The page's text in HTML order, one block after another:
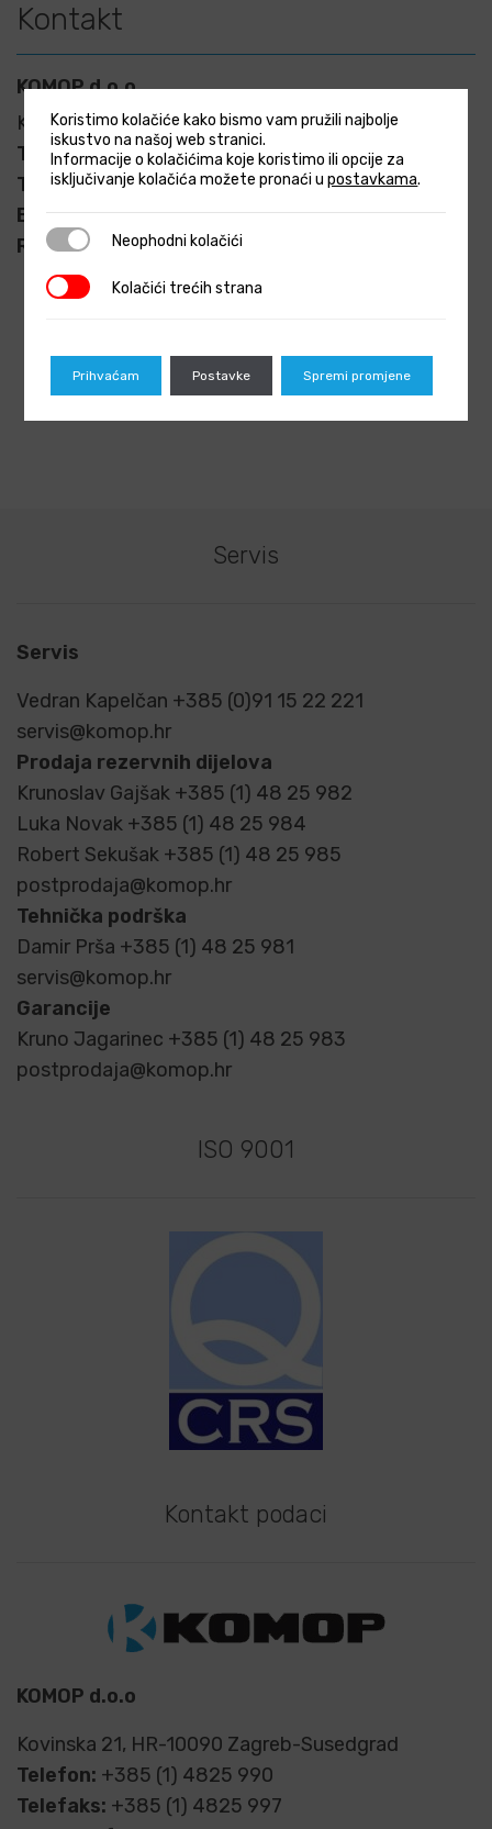
Kontakt
KOMOP d.o.o
Kovinska 21, HR-10090 Zagreb-Susedgrad
Telefon:+385 (1) 4825 990
Telefaks:+385 (1) 4825 997
E-mail:info@komop.hr
Radno vrijeme:pon-pet 08.00-16.00
Servis
Servis
Vedran Kapelčan +385 (0)91 15 22 221
servis@komop.hr
Prodaja rezervnih dijelova
Krunoslav Gajšak +385 (1) 48 25 982
Luka Novak +385 (1) 48 25 984
Robert Sekušak +385 (1) 48 25 985
postprodaja@komop.hr
Tehnička podrška
Damir Prša +385 (1) 48 25 981
servis@komop.hr
Garancije
Kruno Jagarinec +385 (1) 48 25 983
postprodaja@komop.hr
ISO 9001
Kontakt podaci
KOMOP d.o.o
Kovinska 21, HR-10090 Zagreb-Susedgrad
Telefon: +385 (1) 4825 990
Telefaks: +385 (1) 4825 997
Koristimo kolačiće kako bismo vam pružili najbolje
iskustvo na našoj web stranici.
Informacije o kolačićima koje koristimo ili opcije za
isključivanje kolačića možete pronaći upostavkama.
Neophodni kolačići
Neophodni kolačići
Kolačići trećih strana
Kolačići trećih strana
Prihvaćam Postavke Spremi promjene